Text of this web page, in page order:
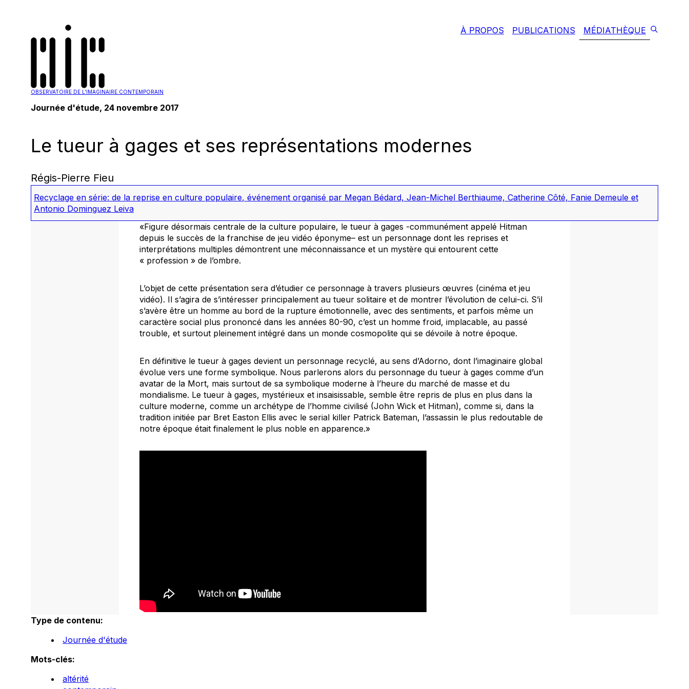
OBSERVATOIRE DE L'IMAGINAIRE CONTEMPORAIN
À PROPOS PUBLICATIONS MÉDIATHÈQUE
Journée d'étude, 24 novembre 2017
Le tueur à gages et ses représentations modernes
Régis-Pierre Fieu
Recyclage en série: de la reprise en culture populaire, événement organisé par Megan Bédard, Jean-Michel Berthiaume, Catherine Côté, Fanie Demeule et
Antonio Dominguez Leiva
«Figure désormais centrale de la culture populaire, le tueur à gages -communément appelé Hitman
depuis le succès de la franchise de jeu vidéo éponyme– est un personnage dont les reprises et
interprétations multiples démontrent une méconnaissance et un mystère qui entourent cette
« profession » de l’ombre.
L’objet de cette présentation sera d’étudier ce personnage à travers plusieurs œuvres (cinéma et jeu
vidéo). Il s’agira de s’intéresser principalement au tueur solitaire et de montrer l’évolution de celui-ci. S’il
s’avère être un homme au bord de la rupture émotionnelle, avec des sentiments, et parfois même un
caractère social plus prononcé dans les années 80-90, c’est un homme froid, implacable, au passé
trouble, et surtout pleinement intégré dans un monde cosmopolite qui se dévoile à notre époque.
En définitive le tueur à gages devient un personnage recyclé, au sens d’Adorno, dont l’imaginaire global
évolue vers une forme symbolique. Nous parlerons alors du personnage du tueur à gages comme d’un
avatar de la Mort, mais surtout de sa symbolique moderne à l’heure du marché de masse et du
mondialisme. Le tueur à gages, mystérieux et insaisissable, semble être repris de plus en plus dans la
culture moderne, comme un archétype de l’homme civilisé (John Wick et Hitman), comme si, dans la
tradition initiée par Bret Easton Ellis avec le serial killer Patrick Bateman, l’assassin le plus redoutable de
notre époque était finalement le plus noble en apparence.»
Type de contenu:
Journée d'étude
Mots-clés:
altérité